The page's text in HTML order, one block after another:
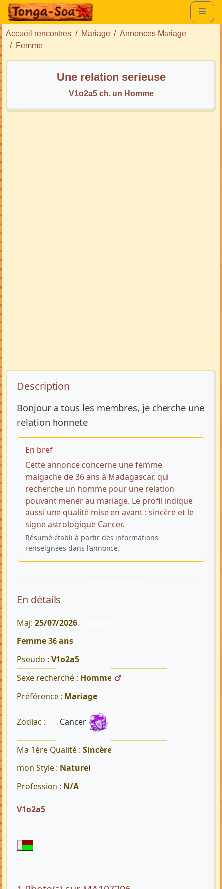
Accueil rencontres Mariage
Annonces Mariage
Femme
Une relation serieuse
V1o2a5 ch. un Homme
Description de l’annonce
Description
Bonjour a tous les membres, je cherche une
relation honnete
En bref
Cette annonce concerne une femme
malgache de 36 ans à Madagascar, qui
recherche un homme pour une relation
pouvant mener au mariage. Le profil indique
aussi une qualité mise en avant : sincère et le
signe astrologique Cancer.
Résumé établi à partir des informations
renseignées dans l’annonce.
En détails
Maj: 25/07/2026
Femme 36 ans
Pseudo : V1o2a5
Sexe recherché : Homme
Préférence : Mariage
Zodiac : Cancer
Ma 1ère Qualité : Sincère
mon Style : Naturel
Profession : N/A
V1o2a5